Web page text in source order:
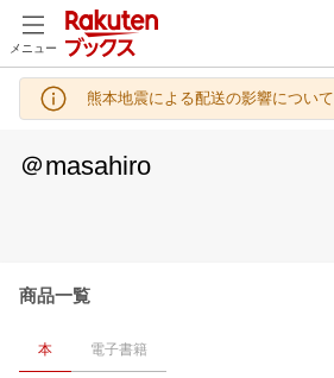
メニュー
熊本地震による配送の影響について
＠masahiro
商品一覧
本 電子書籍